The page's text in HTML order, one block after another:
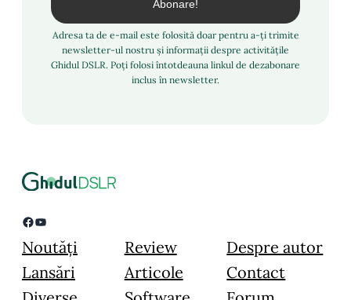
Adresa ta de e-mail este folosită doar pentru a-ți trimite
newsletter-ul nostru și informații despre activitățile
Ghidul DSLR. Poți folosi întotdeauna linkul de dezabonare
inclus în newsletter.
Facebook YouTube
Noutăți
Lansări
Review
Articole
Despre autor
Contact